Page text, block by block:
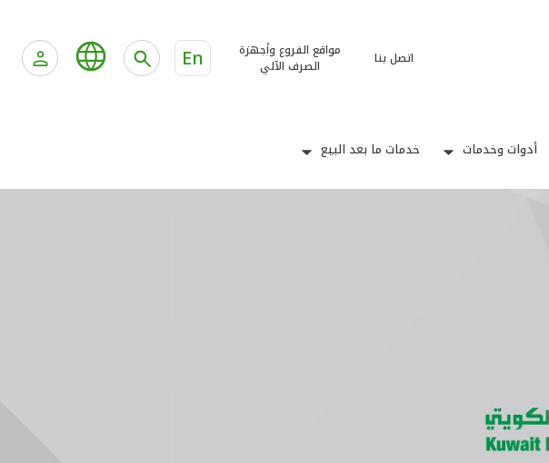
اتصل بنا
مواقع الفروع وأجهزة
الصرف الآلي
En
أدوات وخدمات خدمات ما بعد البيع